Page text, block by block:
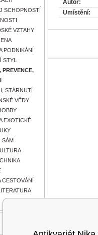
Autor:
Umístění:
SCHOPNOSTÍ
VZTAHY
PODNIKÁNÍ
STYL
PREVENCE,
STÁRNUTÍ
VĚDY
EXOTICKÉ
SÁM
CESTOVÁNÍ